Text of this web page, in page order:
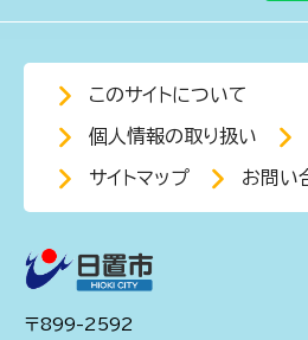
このサイトについて
個人情報の取り扱い
サイトマップ お問い
〒899-2592